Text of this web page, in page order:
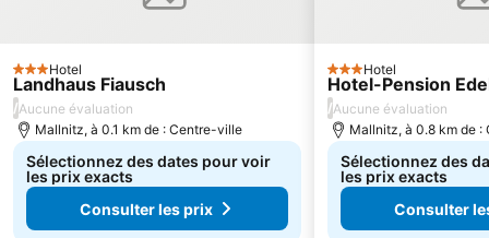
3 Étoiles
Hotel
Landhaus Fiausch
/Aucune évaluation
Mallnitz, à 0.1 km de : Centre-ville
Sélectionnez des dates pour voir
les prix exacts
Consulter les prix
3 Étoiles
Hotel
Hotel-Pension
/Aucune évaluation
Mallnitz, à 0.8 km de
Sélectionnez des
les prix exacts
Consulter